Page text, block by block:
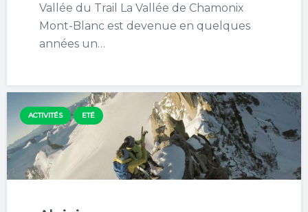
Vallée du Trail La Vallée de Chamonix
Mont-Blanc est devenue en quelques
années un…
ACTIVITÉS ETÉ